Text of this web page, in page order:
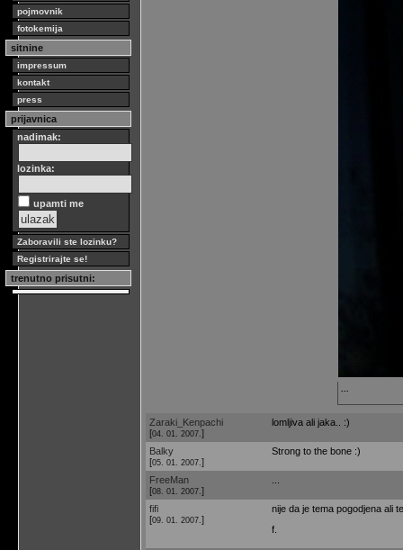
pojmovnik
fotokemija
sitnine
impressum
kontakt
press
prijavnica
nadimak:
lozinka:
upamti me
Zaboravili ste lozinku?
Registrirajte se!
trenutno prisutni:
...
Zaraki_Kenpachi
[04. 01. 2007. ]
lomljiva ali jaka.. :)
Balky
[05. 01. 2007. ]
Strong to the bone :)
FreeMan
[08. 01. 2007. ]
fifi
[09. 01. 2007. ]
nije da je tema pogodjena ali
f.